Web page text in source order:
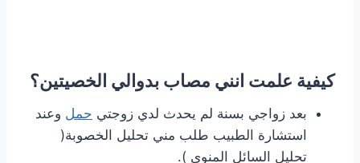
كيفية علمت انني مصاب بدوالي الخصيتين؟
بعد زواجي بسنة لم يحدث لدي زوجتي حمل وعند
استشارة الطبيب طلب مني تحليل الخصوبة(
تحليل السائل المنوي ).